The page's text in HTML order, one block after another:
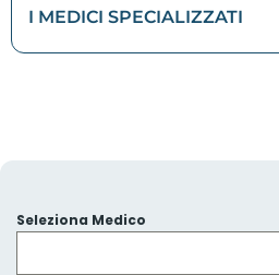
I MEDICI SPECIALIZZATI
Seleziona Medico